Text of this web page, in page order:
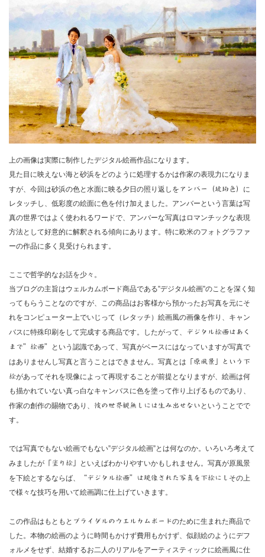
上の画像は実際に制作したデジタル絵画作品になります。
見た目に映えない海と砂浜をどのように処理するかは作家の表現力になりま
すが、今回は砂浜の色と水面に映る夕日の照り返しを アンバー（琥珀色） に
レタッチし、低彩度の絵面に色を付け加えました。アンバーという言葉は写
真の世界ではよく使われるワードで、アンバーな写真はロマンチックな表現
方法として好意的に解釈される傾向にあります。特に欧米のフォトグラファ
ーの作品に多く見受けられます。
ここで哲学的なお話を少々。
当ブログの主旨はウェルカムボード商品である”デジタル絵画”のことを深く知
ってもらうことなのですが、この商品はお客様から預かったお写真を元にそ
れをコンピューター上でいじって（レタッチ）絵画風の画像を作り、キャン
バスに特殊印刷をして完成する商品です。したがって、
デジタル絵画はあく
まで”絵画”
という認識であって、写真がベースにはなっていますが写真で
はありませんし写真と言うことはできません。写真とは 「原風景」という下
絵があってそれを現像によって再現することが前提となりますが、絵画は何
も描かれていない真っ白なキャンバスに色を塗って作り上げるものであり、
作家の創作の賜物であり、
彼の世界観無しには生み出せない ということでで
す。
では写真でもない絵画でもない”デジタル絵画”とは何なのか。いろいろ考えて
みましたが 「塗り絵」
といえばわかりやすいかもしれません。写真が原風景
を下絵とするならば、
“デジタル絵画”は現像された写真を下絵にし その上
で様々な技巧を用いて絵画調に仕上げていきます。
この作品はもともと ブライダルのウエルカムボードのために生まれた商品で
した。本物の絵画のように時間もかけず費用もかけず、似顔絵のようにデフ
ォルメをせず、結婚するお二人のリアルをアーティスティックに絵画風に仕